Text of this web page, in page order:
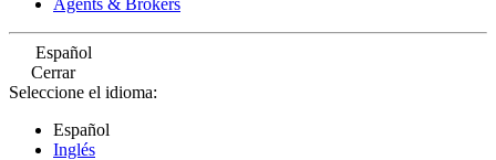
Agents & Brokers
Español
Cerrar
Seleccione el idioma:
Español
Inglés